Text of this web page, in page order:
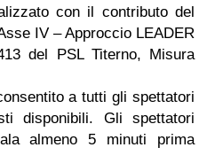
con il contributo del
IV – Approccio LEADER
del PSL Titerno, Misura
a tutti gli spettatori
disponibili. Gli spettatori
almeno 5 minuti prima